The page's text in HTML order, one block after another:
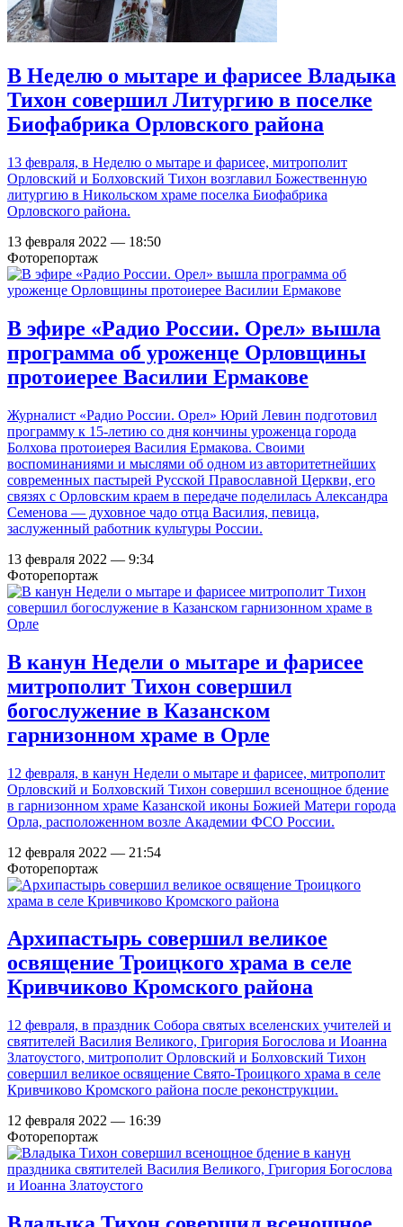
В Неделю о мытаре и фарисее Владыка
Тихон совершил Литургию в поселке
Биофабрика Орловского района
13 февраля, в Неделю о мытаре и фарисее, митрополит
Орловский и Болховский Тихон возглавил Божественную
литургию в Никольском храме поселка Биофабрика
Орловского района.
13 февраля 2022 — 18:50
Фоторепортаж
В эфире «Радио России. Орел» вышла
программа об уроженце Орловщины
протоиерее Василии Ермакове
Журналист «Радио России. Орел» Юрий Левин подготовил
программу к 15-летию со дня кончины уроженца города
Болхова протоиерея Василия Ермакова. Своими
воспоминаниями и мыслями об одном из авторитетнейших
современных пастырей Русской Православной Церкви, его
связях с Орловским краем в передаче поделилась Александра
Семенова — духовное чадо отца Василия, певица,
заслуженный работник культуры России.
13 февраля 2022 — 9:34
Фоторепортаж
В канун Недели о мытаре и фарисее
митрополит Тихон совершил
богослужение в Казанском
гарнизонном храме в Орле
12 февраля, в канун Недели о мытаре и фарисее, митрополит
Орловский и Болховский Тихон совершил всенощное бдение
в гарнизонном храме Казанской иконы Божией Матери города
Орла, расположенном возле Академии ФСО России.
12 февраля 2022 — 21:54
Фоторепортаж
Архипастырь совершил великое
освящение Троицкого храма в селе
Кривчиково Кромского района
12 февраля, в праздник Собора святых вселенских учителей и
святителей Василия Великого, Григория Богослова и Иоанна
Златоустого, митрополит Орловский и Болховский Тихон
совершил великое освящение Свято-Троицкого храма в селе
Кривчиково Кромского района после реконструкции.
12 февраля 2022 — 16:39
Фоторепортаж